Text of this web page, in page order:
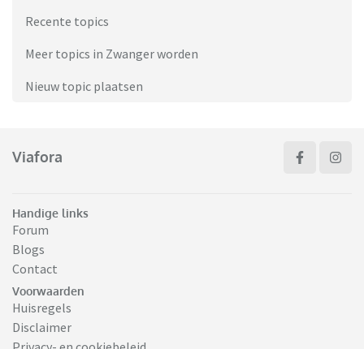
Recente topics
Meer topics in Zwanger worden
Nieuw topic plaatsen
Viafora
Handige links
Forum
Blogs
Contact
Voorwaarden
Huisregels
Disclaimer